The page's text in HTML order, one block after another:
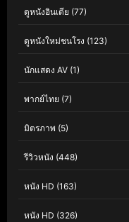
ดูหนังอินเดีย (77)
ดูหนังใหม่ชนโรง (123)
นักแสดง AV (1)
พากย์ไทย (7)
มิตรภาพ (5)
รีวิวหนัง (448)
หนัง HD (163)
หนัง HD (326)